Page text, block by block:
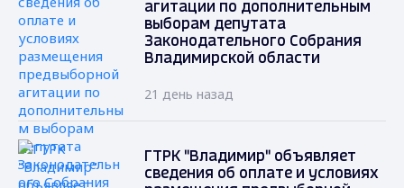
агитации по дополнительным
выборам депутата
Законодательного Собрания
Владимирской области
21 день назад
ГТРК "Владимир" объявляет
сведения об оплате и условиях